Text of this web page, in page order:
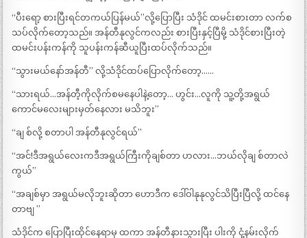
“ပီးရော့ စားပြီးရင်တကယ်ပြန်မယ်”လို့ပြောပြီး သံဒိုင် ထမင်းစားတာ လက်စ
သပ်လိုက်တော့သည်။ အန်တီနုလွင်ကလည်း စားပြီးနှင့်ပြီမို့ သံဒိုင်စားပြီးတဲ့
ထမင်းပန်းကန်ကို သူပန်းကန်ဆီယူပြီးထပ်လိုက်သည်။
“သွားမယ်နော်အန်တီ” လို့သံဒိုင်ထပ်ပြောလိုက်တော့……
“သားရယ်…အန်တီ့ကိုလိုက်စမနေပါနဲ့တော့… ဟွင်း…လူကို သူ့တို့အရွယ်
ကောင်မလေးများမှတ်နေလား မသိဘူး”
“ချ စ်လို့ စတာပါ အန်တီနုလွင်ရယ်”
“အင်!ဒီအရွယ်လေးကဒီအရွယ်ကြီးကိုချစ်တာ ဟလား…ဘယ်လိုချ စ်တာလဲ
ကွယ်”
“အချစ်မှာ အရွယ်မလိုဘူးဆိုတာ ဟောဒီက ဒေါ်ဝါနုနုလွင်သိပြီးပြီလို့ ထင်နေ
တာဗျ ”
သံဒိုင်က ပြောပြီးထိုင်နေရာမှ ထကာ အန်တီနားသွားပြီး ပါးကို ငုံ့နမ်းလိုက်